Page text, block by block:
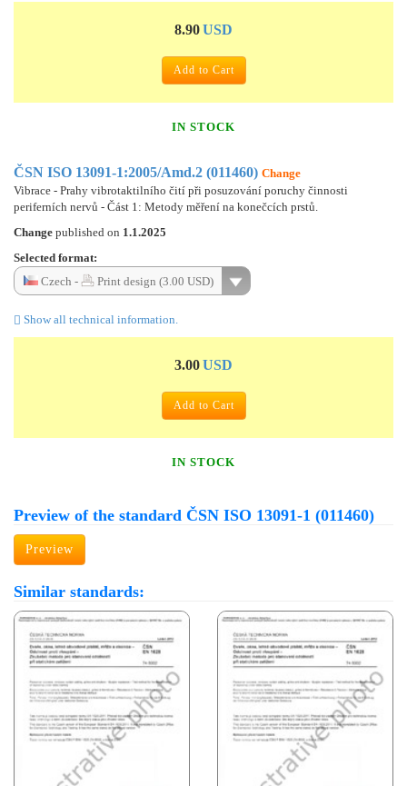
8.90USD
Add to Cart
IN STOCK
ČSN ISO 13091-1:2005/Amd.2 (011460) Change
Vibrace - Prahy vibrotaktilního čití při posuzování poruchy činnosti
periferních nervů - Část 1: Metody měření na konečcích prstů.
Change published on 1.1.2025
Selected format:
Czech -
Print design (3.00 USD)
Show all technical information.
3.00USD
Add to Cart
IN STOCK
Preview of the standard ČSN ISO 13091-1 (011460)
Preview
Similar standards: